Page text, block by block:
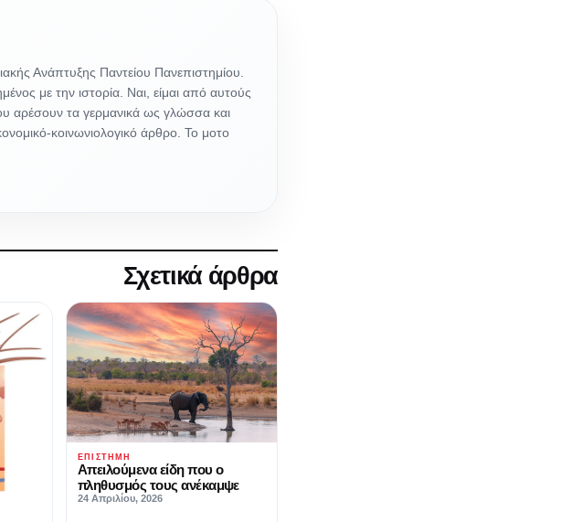
Ανάπτυξης Παντείου Πανεπιστημίου.
με την ιστορία. Ναι, είμαι από αυτούς
αρέσουν τα γερμανικά ως γλώσσα και
κοινωνιολογικό άρθρο. Το μοτο
Σχετικά άρθρα
ΕΠΙΣΤΉΜΗ
Απειλούμενα είδη που ο
πληθυσμός τους ανέκαμψε
24 Απριλίου, 2026